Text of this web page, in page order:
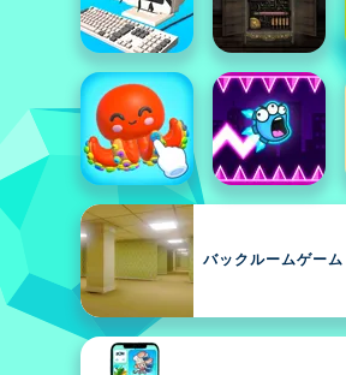
バックルームゲーム